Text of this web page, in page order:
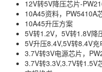
12V转5V降压芯片-
10A45资料，PW5410A
10A45升压方案
5V转1.2V，5V转1.8V降
5V升压8.4V,5V转8.4V充
3.7V转3V电源芯片，
3.7V转3.3V,3.7V转1.5V